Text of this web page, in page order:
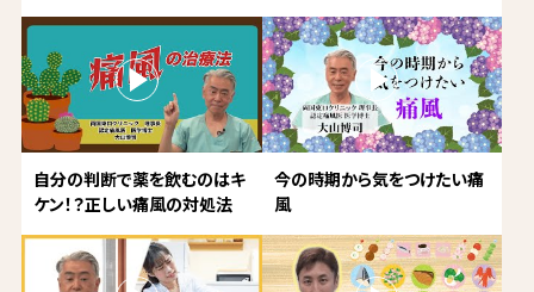
自分の判断で薬を飲むのはキ
ケン！？正しい痛風の対処法
今の時期から気をつけたい痛
風